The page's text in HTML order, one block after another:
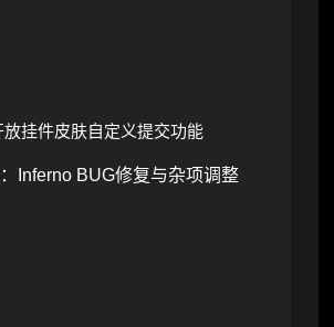
挂件皮肤自定义提交功能